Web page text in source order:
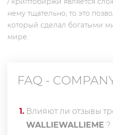
нему тщательно, то это
который сделал богатыми
мире.
FAQ -
1. Влияют ли отзывы
WALLIEWALLIEME ?